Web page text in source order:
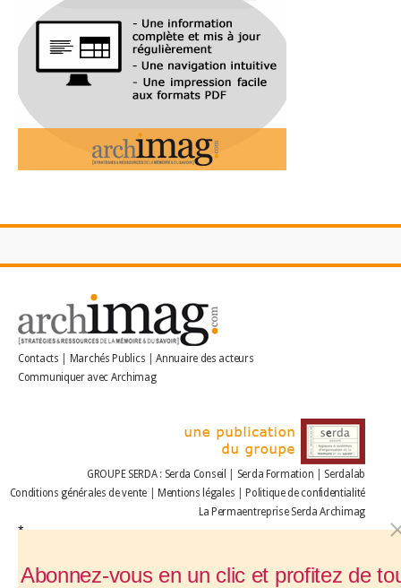
Abonnez-vous en un clic et profitez de
Contacts Marchés Publics |Annuaire des acteurs
Communiquer avec Archimag
GROUPE SERDA : Serda Conseil Serda Formation
Serdalab
Conditions générales de vente| Mentions légales
Politique de confidentialité
La Permaentreprise Serda Archimag
*